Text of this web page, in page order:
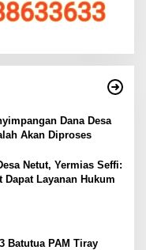
Dana Desa
Akan Diproses
Netut, Yermias Seffi:
Dapat Layanan Hukum
Batutua PAM Tiray